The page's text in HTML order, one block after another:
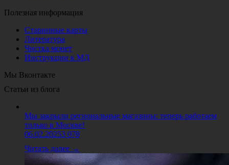
Полезная информация
Старинные карты
Литература
Чистка монет
Инструкции к МД
Мы Вконтакте
Статьи из блога
Мы закрыли региональные магазины: теперь работаем
только в Москве!
06.02.20253 078
Читать далее →